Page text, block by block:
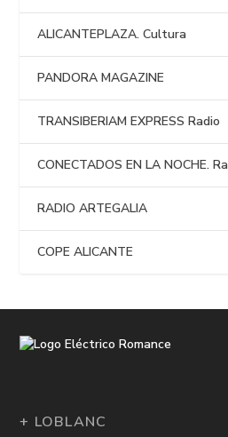
ALICANTEPLAZA. Cultura
PANDORA MAGAZINE
TRANSIBERIAM EXPRESS Radio
CONECTADOS EN LA NOCHE.
RADIO ARTEGALIA
COPE ALICANTE
+ LOBLANC